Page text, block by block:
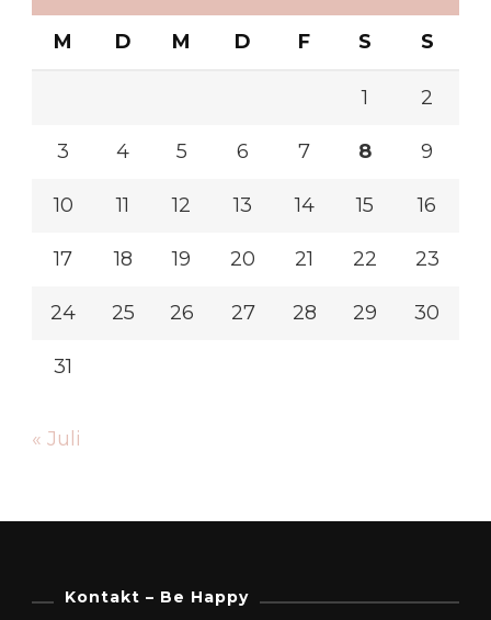
M D M D F S S
1 2
3 4 5 6 7 8 9
10 11 12 13 14 15 16
17 18 19 20 21 22 23
24 25 26 27 28 29 30
31
« Juli
Kontakt – Be Happy